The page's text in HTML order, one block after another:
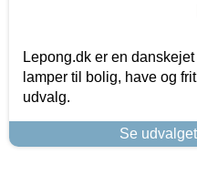
Lepong.dk er en
lamper til bolig, have og
udvalg.
Se